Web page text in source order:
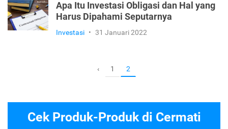
Apa Itu Investasi Obligasi dan Hal yang
Harus Dipahami Seputarnya
Investasi • 31 Januari 2022
‹ 1 2
Cek Produk-Produk di Cermati